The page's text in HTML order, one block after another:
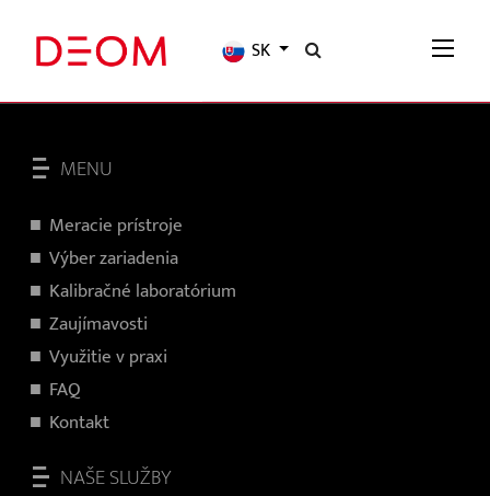
SK
MENU
Meracie prístroje
Výber zariadenia
Kalibračné laboratórium
Zaujímavosti
Využitie v praxi
FAQ
Kontakt
NAŠE SLUŽBY